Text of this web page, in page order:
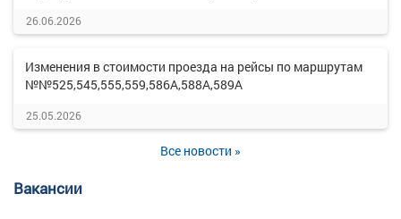
26.06.2026
Изменения в стоимости проезда на рейсы по маршрутам
№№525,545,555,559,586А,588А,589А
25.05.2026
Все новости »
Вакансии